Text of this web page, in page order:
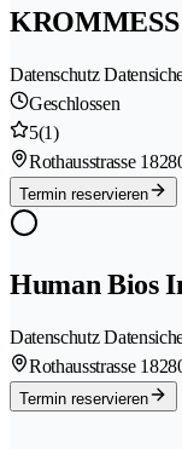
Datenschutz
Geschlossen
5(1)
Rothausstrasse 1
Termin reservieren
Human Bios
Datenschutz
Rothausstrasse 1
Termin reservieren